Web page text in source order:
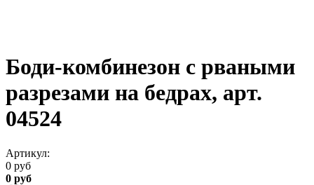
Боди-комбинезон с рваными
разрезами на бедрах, арт.
04524
Артикул:
0 руб
0 руб